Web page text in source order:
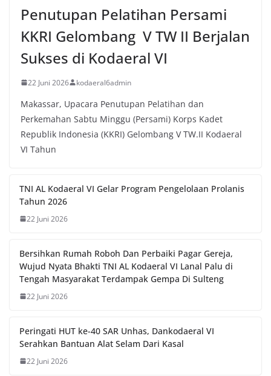
Penutupan Pelatihan Persami
KKRI Gelombang V TW II Berjalan
Sukses di Kodaeral VI
22 Juni 2026 kodaeral6admin
Makassar, Upacara Penutupan Pelatihan dan
Perkemahan Sabtu Minggu (Persami) Korps Kadet
Republik Indonesia (KKRI) Gelombang V TW.II Kodaeral
VI Tahun
TNI AL Kodaeral VI Gelar Program Pengelolaan Prolanis
Tahun 2026
22 Juni 2026
Bersihkan Rumah Roboh Dan Perbaiki Pagar Gereja,
Wujud Nyata Bhakti TNI AL Kodaeral VI Lanal Palu di
Tengah Masyarakat Terdampak Gempa Di Sulteng
22 Juni 2026
Peringati HUT ke-40 SAR Unhas, Dankodaeral VI
Serahkan Bantuan Alat Selam Dari Kasal
22 Juni 2026